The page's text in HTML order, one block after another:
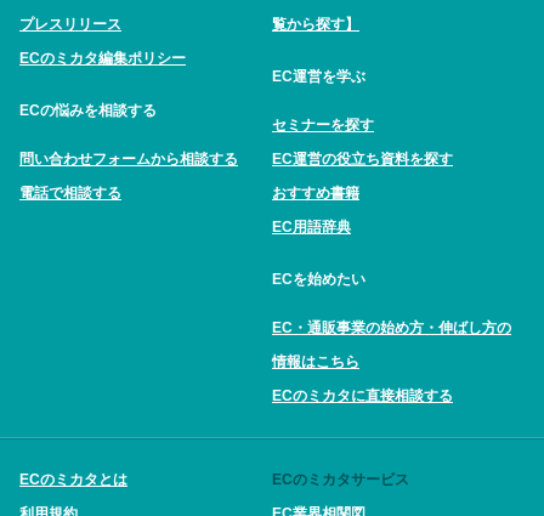
プレスリリース
ECのミカタ編集ポリシー
ECの悩みを相談する
問い合わせフォームから相談する
電話で相談する
覧から探す】
EC運営を学ぶ
セミナーを探す
EC運営の役立ち資料を探す
おすすめ書籍
EC用語辞典
ECを始めたい
EC・通販事業の始め方・伸ばし方の
情報はこちら
ECのミカタに直接相談する
ECのミカタとは
ECのミカタサービス